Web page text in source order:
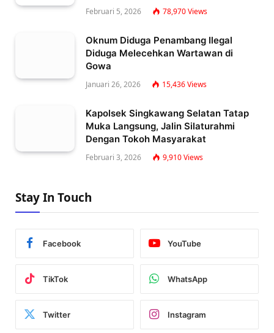
Februari 5, 2026 78,970Views
Oknum Diduga Penambang Ilegal
Diduga Melecehkan Wartawan di
Gowa
Januari 26, 2026 15,436Views
Kapolsek Singkawang Selatan Tatap
Muka Langsung, Jalin Silaturahmi
Dengan Tokoh Masyarakat
Februari 3, 2026 9,910Views
Stay In Touch
Facebook YouTube
TikTok WhatsApp
Twitter Instagram